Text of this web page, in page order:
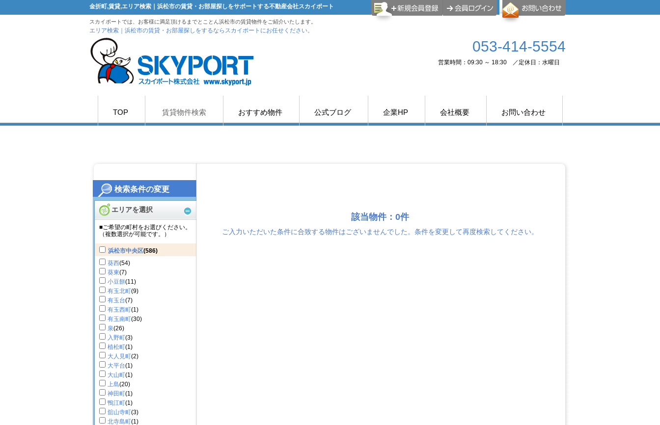
検索条件の変更
エリアを選択
■ご希望の町村をお選びください。
（複数選択が可能です。）
浜松市中央区(586)
葵西(54)
葵東(7)
小豆餅(11)
有玉北町(9)
有玉台(7)
有玉西町(1)
有玉南町(30)
泉(26)
入野町(3)
植松町(1)
大人見町(2)
大平台(1)
大山町(1)
上島(20)
神田町(1)
鴨江町(1)
舘山寺町(3)
北寺島町(1)
金折町,賃貸,エリア検索｜浜松市の賃貸・お部屋探しをサポートする不動産会社スカイポート
スカイポートでは、お客様に満足頂けるまでとことん浜松市の賃貸物件をご紹介いたします。
エリア検索｜浜松市の賃貸・お部屋探しをするならスカイポートにお任せください。
053-414-5554
営業時間：09:30 ～ 18:30 ／定休日：水曜日
TOP 賃貸物件検索 おすすめ物件 公式ブログ 企業HP 会社概要 お問い合わせ
該当物件：0件
ご入力いただいた条件に合致する物件はございませんでした。条件を変更して再度検索してください。